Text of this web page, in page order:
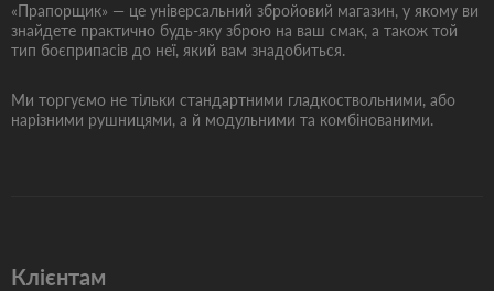
«Прапорщик» — це універсальний збройовий магазин, у якому ви
знайдете практично будь-яку зброю на ваш смак, а також той
тип боєприпасів до неї, який вам знадобиться.
Ми торгуємо не тільки стандартними гладкоствольними, або
нарізними рушницями, а й модульними та комбінованими.
Клієнтам